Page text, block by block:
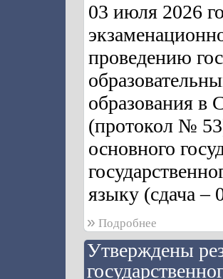
03 июля 2026
проведению
образования в
(протокол №
основного
языку (сдача –
»Подробнее
Утверждены